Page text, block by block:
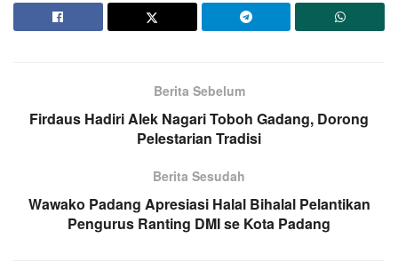
Berita Sebelum
Firdaus Hadiri Alek Nagari Toboh Gadang, Dorong
Pelestarian Tradisi
Berita Sesudah
Wawako Padang Apresiasi Halal Bihalal Pelantikan
Pengurus Ranting DMI se Kota Padang